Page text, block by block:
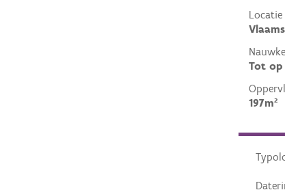
Locatie
Tot op
197m²